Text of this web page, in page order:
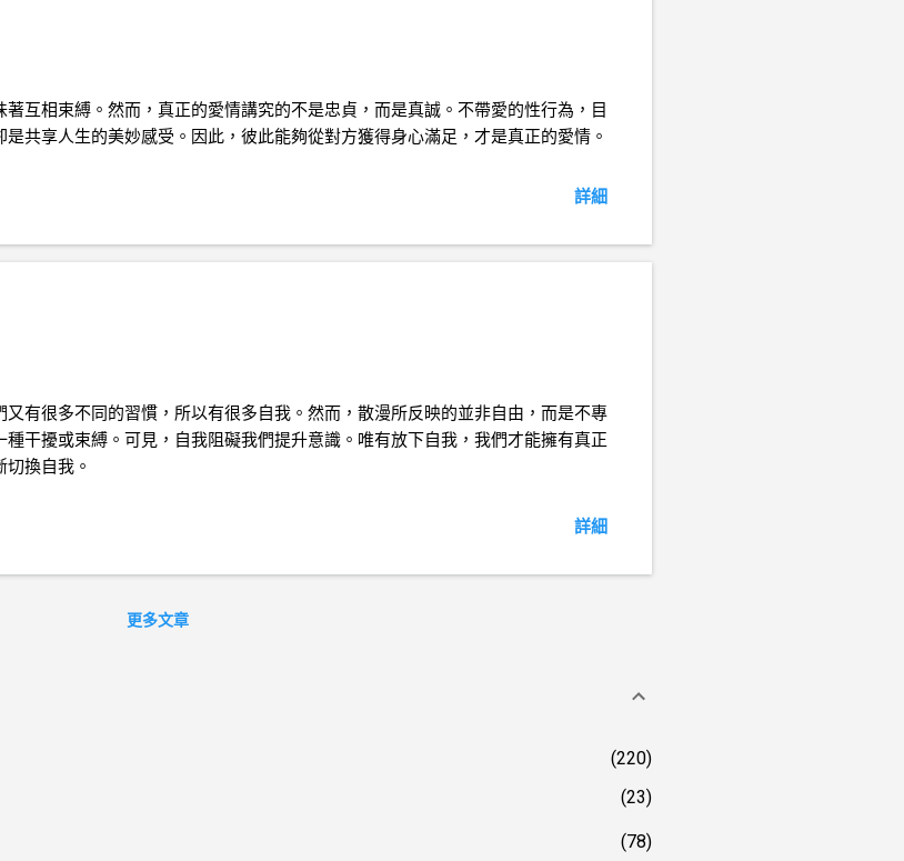
互相束縛。然而，真正的愛情講究的不是忠貞，而是真誠。不帶愛的性行為，目
共享人生的美妙感受。因此，彼此能夠從對方獲得身心滿足，才是真正的愛情。
詳細
有很多不同的習慣，所以有很多自我。然而，散漫所反映的並非自由，而是不專
干擾或束縛。可見，自我阻礙我們提升意識。唯有放下自我，我們才能擁有真正
換自我。
詳細
更多文章
220
23
78